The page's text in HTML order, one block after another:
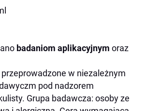
badaniom aplikacyjnym oraz
przeprowadzone w niezależnym
pod nadzorem
Grupa badawcza: osoby ze